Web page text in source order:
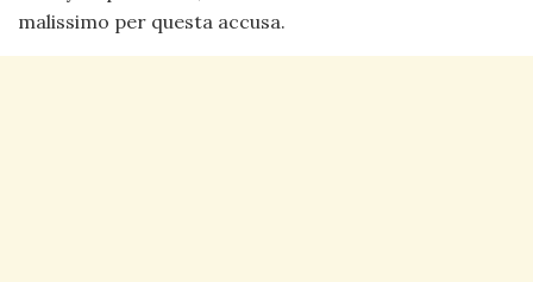
malissimo per questa accusa.